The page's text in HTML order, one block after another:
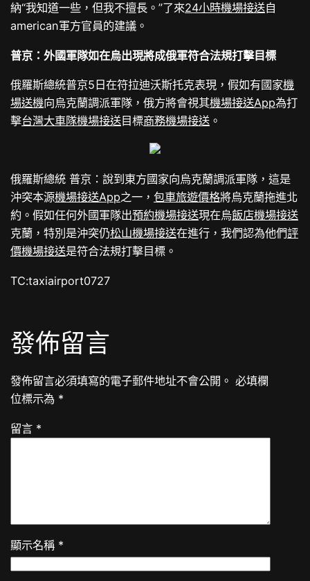
納“我知道一些，但我不擅長。”了來24小時機場接送自
american軍方官員的建議。
普京：外國軍隊如在烏出現將成俄軍符合法規打擊目標
俄羅斯總統普京5日在符拉迪沃斯托克表現，假如有國家機
場送機向烏克蘭調派軍隊，俄方將會視其機場接送App為打
擊台灣大車隊機場接送目標商務機場接送 。
俄羅斯總統 普京：說到東方國家向烏克蘭調派軍隊，這是
沖突本源機場接送App之一，包車旅遊價格將烏克蘭拖進北
約。假如任何外國軍隊出預約機場接送現在烏飯店機場接送
克蘭，特別是沖突仍松山機場接送在進行，我們認為他們評
價機場接送是符合法規打擊目標。
TC:taxiairport0727
發佈留言
發佈留言必須填寫的電子郵件地址不會公開。 必填欄
位標示為 *
留言 *
顯示名稱 *